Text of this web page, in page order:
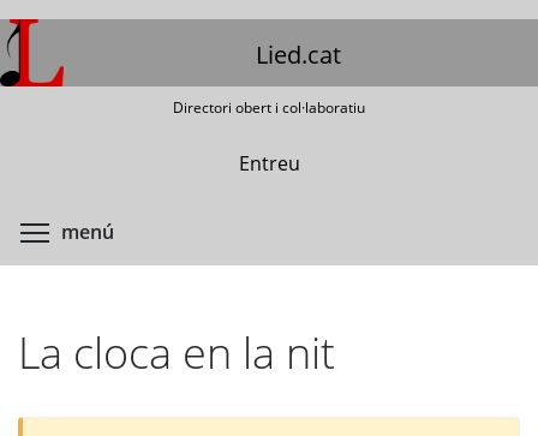
Vés
al
contingut
Lied.cat
Directori obert i col·laboratiu
Entreu
menú
La cloca en la nit